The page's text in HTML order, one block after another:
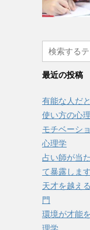
最近の投稿
有能な人だ
使い方の心
モチベーシ
心理学
占い師が当
て暴露します
天才を越え
門
環境が才能